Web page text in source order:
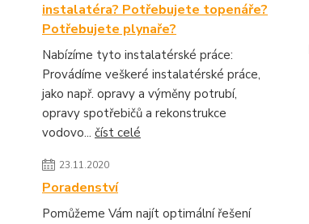
instalatéra? Potřebujete topenáře?
Potřebujete plynaře?
Nabízíme tyto instalatérské práce:
Provádíme veškeré instalatérské práce,
jako např. opravy a výměny potrubí,
opravy spotřebičů a rekonstrukce
vodovo... číst celé
23.11.2020
Poradenství
Pomůžeme Vám najít optimální řešení